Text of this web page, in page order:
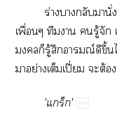
ร่
ื่​​​​ู้​
​​ู้​​ณ์​​ึ้​
​ย่​​ปี่​​
'​'